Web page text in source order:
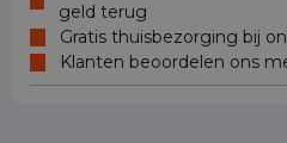
geld terug
Gratis thuisbezorging bij
Klanten beoordelen ons